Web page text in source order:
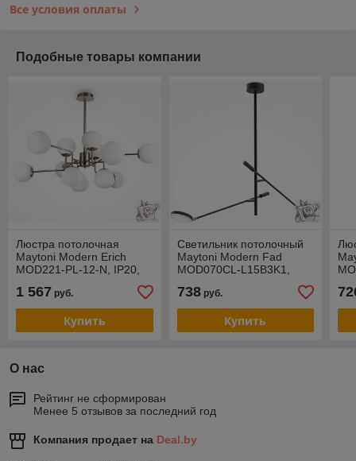
Все условия оплаты
Подобные товары компании
Люстра потолочная
Maytoni Modern Erich
MOD221-PL-12-N, IP20,
1 567 руб.
Купить
Cветильник потолочный
Maytoni Modern Fad
MOD070CL-L15B3K1,
738руб.
Купить
О нас
Рейтинг не сформирован
Менее 5 отзывов за последний год
Компания продает на Deal.by